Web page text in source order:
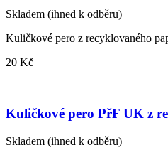
Skladem (ihned k odběru)
Kuličkové pero z recyklovaného
20 Kč
Kuličkové pero PřF UK z
Skladem (ihned k odběru)